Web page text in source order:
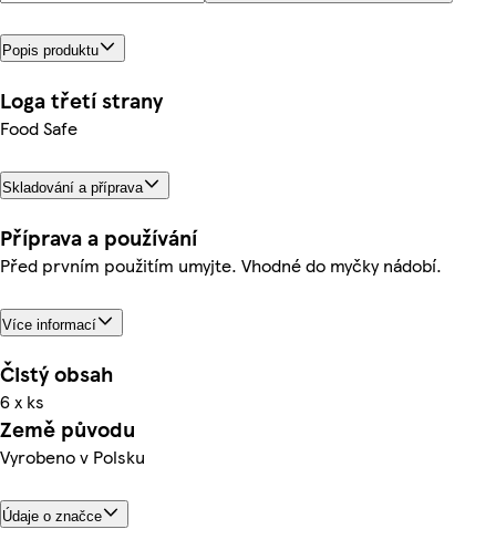
Popis produktu
Loga třetí strany
Food Safe
Skladování a příprava
Příprava a používání
Před prvním použitím umyjte. Vhodné do myčky nádobí.
Více informací
Čistý obsah
6 x ks
Země původu
Vyrobeno v Polsku
Údaje o značce